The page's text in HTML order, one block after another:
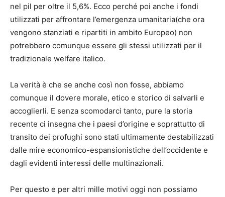
nel pil per oltre il 5,6%. Ecco perché poi anche i fondi
utilizzati per affrontare l’emergenza umanitaria(che ora
vengono stanziati e ripartiti in ambito Europeo) non
potrebbero comunque essere gli stessi utilizzati per il
tradizionale welfare italico.
La verità è che se anche così non fosse, abbiamo
comunque il dovere morale, etico e storico di salvarli e
accoglierli. E senza scomodarci tanto, pure la storia
recente ci insegna che i paesi d’origine e soprattutto di
transito dei profughi sono stati ultimamente destabilizzati
dalle mire economico-espansionistiche dell’occidente e
dagli evidenti interessi delle multinazionali.
Per questo e per altri mille motivi oggi non possiamo